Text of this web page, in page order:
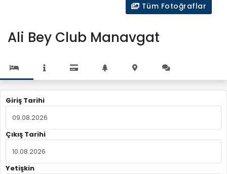
Tüm Fotoğraflar
Ali Bey Club Manavgat
Giriş Tarihi
Çıkış Tarihi
Yetişkin